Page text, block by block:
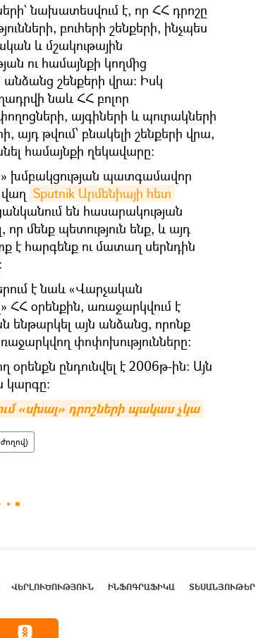
նախատեսվում է, որ ՀՀ դրոշը
բուհերի շենքերի, ինչպես
և մշակութային
ու համայնքի կողմից
շենքերի վրա։ Իսկ
նաև ՀՀ բոլոր
այգիների և պուրակների
այդ թվում՝ բնակելի շենքերի վրա,
համայնքի ղեկավարը։
խմբակցության պատգամավոր
Sputnik Արմենիայի հետ
են հասարակության
մենք պետություն ենք, և այդ
է հարգենք ու մատաղ սերնդին
է նաև «Վարչական
ՀՀ օրենքին, առաջարկվում է
այն անձանց, որոնք
փոփոխությունները։
ընդունվել է 2006թ-ին։ Այն
կարգը։
«սխալ» դրոշների պակաս չկա
ՎԵՐԼՈՒԾՈՒԹՅՈՒՆ ԻՆՖՈԳՐԱՖԻԿԱ ՏԵՍԱՆՅՈՒԹԵՐ